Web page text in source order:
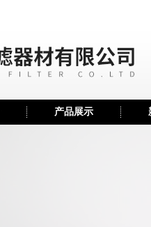
产品展示